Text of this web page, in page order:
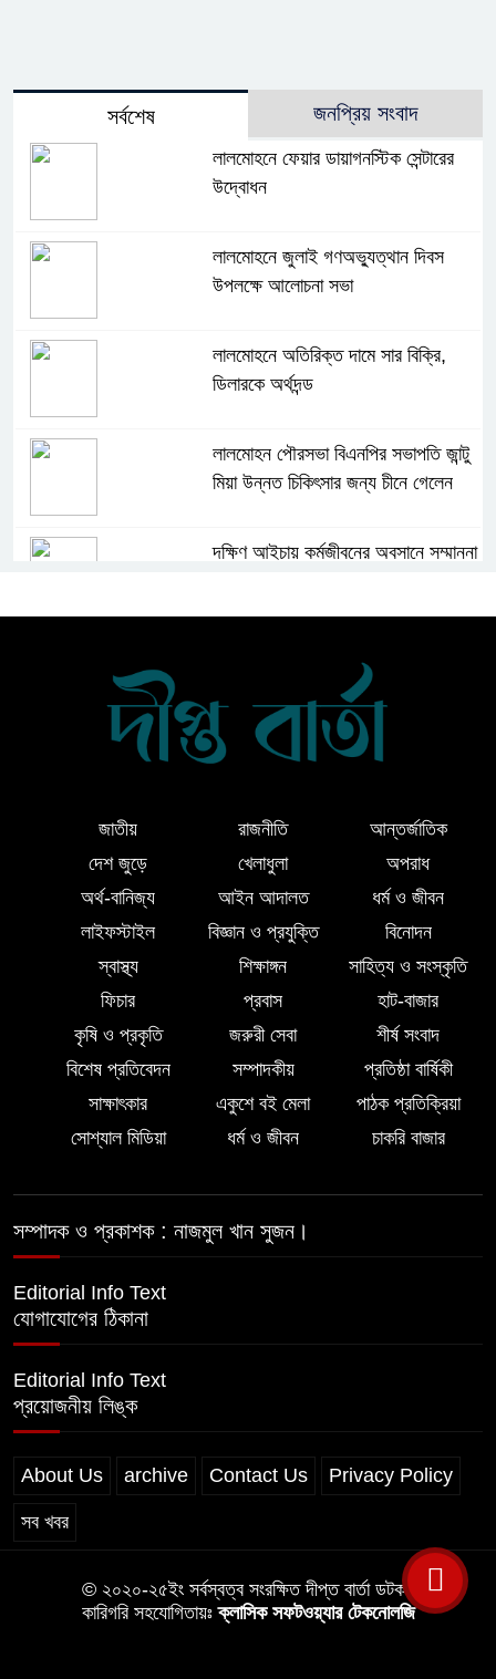
সর্বশেষ জনপ্রিয় সংবাদ
লালমোহনে ফেয়ার ডায়াগনস্টিক সেন্টারের
উদ্বোধন
লালমোহনে জুলাই গণঅভ্যুত্থান দিবস
উপলক্ষে আলোচনা সভা
লালমোহনে অতিরিক্ত দামে সার বিক্রি,
ডিলারকে অর্থদন্ড
লালমোহন পৌরসভা বিএনপির সভাপতি জান্টু
মিয়া উন্নত চিকিৎসার জন্য চীনে গেলেন
দক্ষিণ আইচায় কর্মজীবনের অবসানে সম্মাননা
মৃত্যুবার্ষিকী পালন, মোমবাতি প্রজ্জ্বলন ও
নীরবতা
ইন্দোনেশিয়ার বিশ্ববিদ্যালয়ে ফুল ফান্ডেড
সন্তান ফাহিম
দক্ষিন আইচায় ‎বিভিন্ন পরিচয়ে বাড়িতে ঢুকে
প্রতারণার অভিযোগ, সতর্ক থাকার আহ্বান
পুলিশের
লালমোহনে পানিতে ডুবে শিশুর মৃত্যু
পরকীয়ার অভিযোগে অভিযুক্ত ছাত্রদল
নেতা শরীফ বেপারীকে অব্যাহতি দিল ভোলা
জাতীয় রাজনীতি
আন্তর্জাতিক
দেশ জুড়ে
খেলাধুলা
অপরাধ
অর্থ-বানিজ্য
আইন আদালত
ধর্ম ও জীবন
লাইফস্টাইল
বিজ্ঞান ও প্রযুক্তি
বিনোদন
স্বাস্থ্য
শিক্ষাঙ্গন
সাহিত্য ও সংস্কৃতি
ফিচার
প্রবাস
হাট-বাজার
কৃষি ও প্রকৃতি
জরুরী সেবা
শীর্ষ সংবাদ
বিশেষ প্রতিবেদন
সম্পাদকীয়
প্রতিষ্ঠা বার্ষিকী
সাক্ষাৎকার
একুশে বই মেলা
পাঠক প্রতিক্রিয়া
সোশ্যাল মিডিয়া
ধর্ম ও জীবন চাকরি বাজার
সম্পাদক ও প্রকাশক : নাজমুল খান সুজন।
Editorial Info Text
যোগাযোগের ঠিকানা
Editorial Info Text
প্রয়োজনীয় লিঙ্ক
About Us archive Contact Us Privacy Policy
সব খবর
© ২০২০-২৫ইং সর্বস্বত্ব সংরক্ষিত দীপ্ত বার্তা ডটকম
কারিগরি সহযোগিতায়ঃক্লাসিক সফটওয়্যার টেকনোলজি